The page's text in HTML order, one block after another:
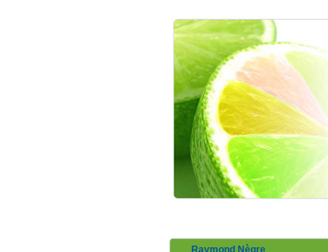
Raymond Nègre